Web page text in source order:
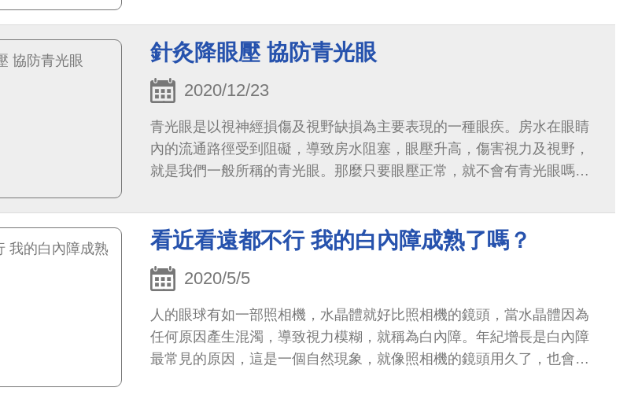
針灸降眼壓 協防青光眼
2020/12/23
青光眼是以視神經損傷及視野缺損為主要表現的一種眼疾。房水在眼睛
內的流通路徑受到阻礙，導致房水阻塞，眼壓升高，傷害視力及視野，
就是我們一般所稱的青光眼。那麼只要眼壓正常，就不會有青光眼嗎？
看近看遠都不行 我的白內障成熟了嗎？
2020/5/5
人的眼球有如一部照相機，水晶體就好比照相機的鏡頭，當水晶體因為
任何原因產生混濁，導致視力模糊，就稱為白內障。年紀增長是白內障
最常見的原因，這是一個自然現象，就像照相機的鏡頭用久了，也會刮